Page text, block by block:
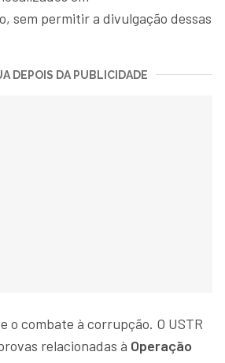
sem permitir a divulgação dessas
DEPOIS DA PUBLICIDADE
o combate à corrupção. O USTR
relacionadas à Operação